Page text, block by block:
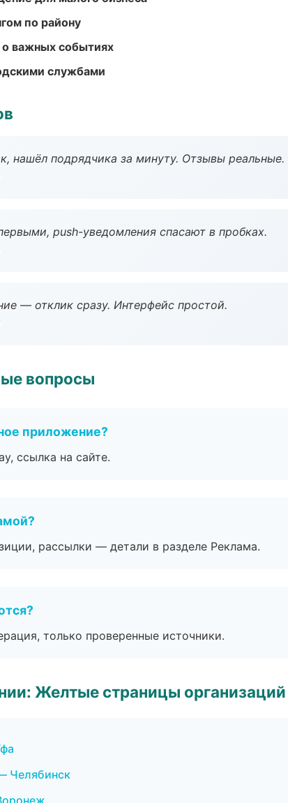
по району
важных событиях
службами
нашёл подрядчика за минуту. Отзывы реальные.
push-уведомления спасают в пробках.
— отклик сразу. Интерфейс простой.
вопросы
приложение?
ссылка на сайте.
рассылки — детали в разделе Реклама.
только проверенные источники.
Желтые страницы организаций
Челябинск